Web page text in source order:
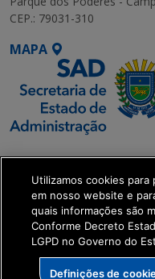
CEP.: 79031-310
MAPA
SETDIG | Secretaria-
Executiva de
Transformação
get_footer();
Utilizamos cookies
em nosso website e
quais informações são
Conforme Decreto
LGPD no Governo do
Definições de